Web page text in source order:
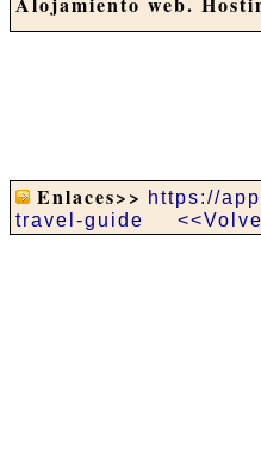
Enlaces>> https://
travel-guide